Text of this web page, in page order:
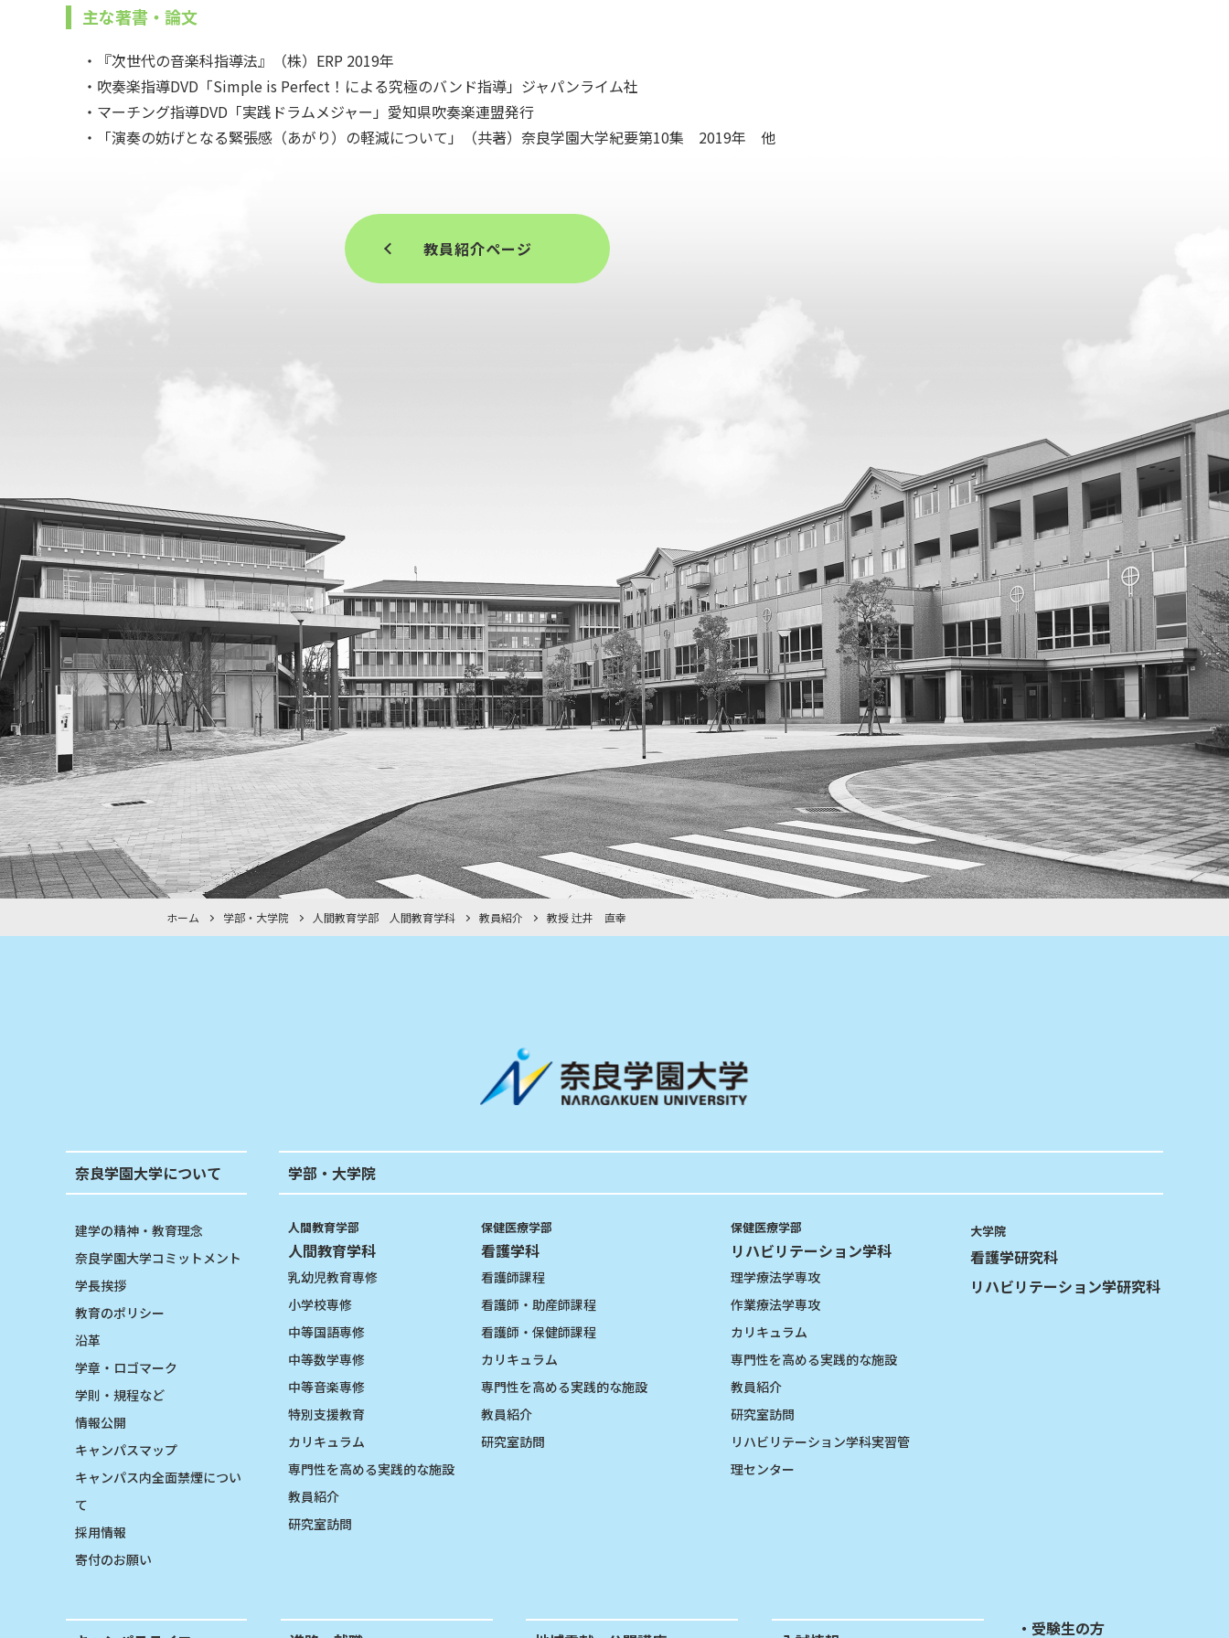
主な著書・論文
・『次世代の音楽科指導法』（株）ERP 2019年
・吹奏楽指導DVD「Simple is Perfect！による究極のバンド指導」ジャパンライム社
・マーチング指導DVD「実践ドラムメジャー」愛知県吹奏楽連盟発行
・「演奏の妨げとなる緊張感（あがり）の軽減について」（共著）奈良学園大学紀要第10集 2019年 他
教員紹介ページ
ホーム 学部・大学院 人間教育学部 人間教育学科 教員紹介 教授 辻井 直幸
奈良学園大学について
建学の精神・教育理念
奈良学園大学コミットメント
学長挨拶
教育のポリシー
沿革
学章・ロゴマーク
学則・規程など
情報公開
キャンパスマップ
キャンパス内全面禁煙につい
て
採用情報
寄付のお願い
学部・大学院
人間教育学部
人間教育学科
乳幼児教育専修
小学校専修
中等国語専修
中等数学専修
中等音楽専修
特別支援教育
カリキュラム
専門性を高める実践的な施設
教員紹介
研究室訪問
保健医療学部
看護学科
看護師課程
看護師・助産師課程
看護師・保健師課程
カリキュラム
専門性を高める実践的な施設
教員紹介
研究室訪問
保健医療学部
リハビリテーション学科
理学療法学専攻
作業療法学専攻
カリキュラム
専門性を高める実践的な施設
教員紹介
研究室訪問
リハビリテーション学科実習管
理センター
大学院
看護学研究科
リハビリテーション学研究科
受験生の方